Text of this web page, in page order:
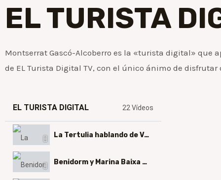
EL TURISTA
Montserrat Gascó-Alcoberro es la «turista digital»
de EL Turista Digital TV, con el único ánimo de
EL TURISTA DIGITAL 22 Vídeos
La Tertulia hablando de València: Arte y Gastronomía
Benidorm y Marina Baixa y Reactivación económica